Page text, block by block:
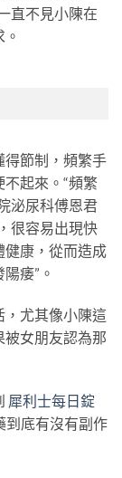
直不見小陳在
得節制，頻繁手
起來。“頻繁
泌尿科傅恩君
很容易出現快
健康，從而造成
痿”。
，尤其像小陳這
女朋友認為那
犀利士每日錠
到底有沒有副作